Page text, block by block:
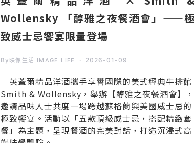
Wollensky 「醇雅之夜餐酒會」——極
致威士忌饗宴限量登場
By 映像生活 IMAGE LIFE 2026-01-09
英蓋爾精品洋酒攜手享譽國際的美式經典牛排館
Smith & Wollensky，舉辦【醇雅之夜餐酒會】，
邀請品味人士共度一場跨越蘇格蘭與美國威士忌的
極致饗宴。活動以「五款頂級威士忌，搭配精緻套
餐」為主題，呈現餐酒的完美對話，打造沉浸式高